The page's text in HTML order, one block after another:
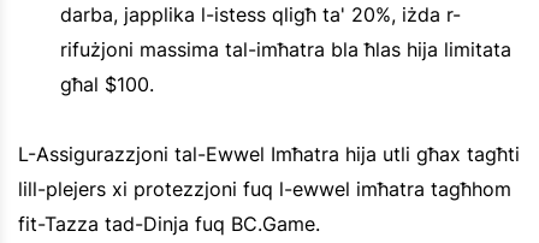
darba, japplika l-istess qligħ ta' 20%, iżda r-
rifużjoni massima tal-imħatra bla ħlas hija limitata
għal $100.
L-Assigurazzjoni tal-Ewwel Imħatra hija utli għax tagħti
lill-plejers xi protezzjoni fuq l-ewwel imħatra tagħhom
fit-Tazza tad-Dinja fuq BC.Game.